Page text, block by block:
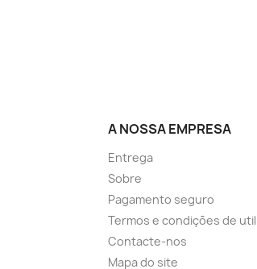
A NOSSA EMPRESA
Entrega
Sobre
Pagamento seguro
Termos e condições de
Contacte-nos
Mapa do site